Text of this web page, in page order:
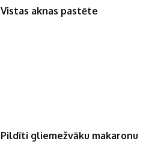
Vistas aknas pastēte
Pildīti gliemežvāku makaronu